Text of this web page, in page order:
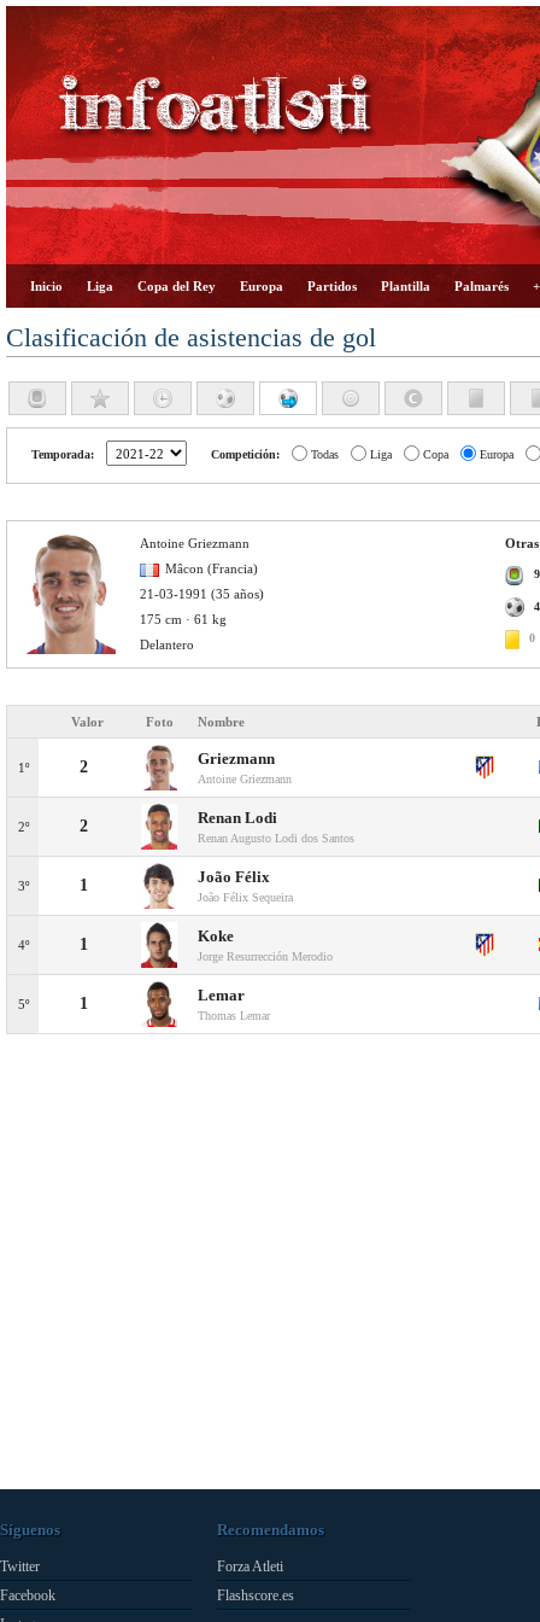
Inicio Liga Copa del Rey Europa Partidos Plantilla Palmarés
Clasificación de asistencias de gol
Temporada: Competición: Todas Liga Copa Europa
Otras
9
4
0
Antoine Griezmann
Mâcon (Francia)
21-03-1991 (35 años)
175 cm · 61 kg
Delantero
Valor Foto Nombre
1º 2 Griezmann
Antoine Griezmann
2º 2 Renan Lodi
Renan Augusto Lodi dos Santos
3º 1 João Félix
João Félix Sequeira
4º 1 Koke
Jorge Resurrección Merodio
5º 1 Lemar
Thomas Lemar
Síguenos
Twitter
Facebook
Recomendamos
Forza Atleti
Flashscore.es